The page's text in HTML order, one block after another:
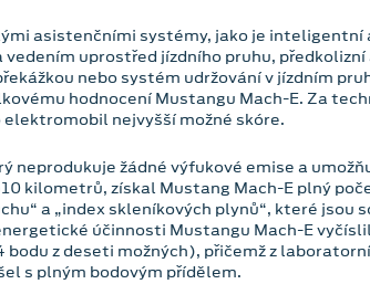
asistenčními systémy, jako je inteligentní
uprostřed jízdního pruhu,
nebo systém udržování v jízdním
hodnocení Mustangu Mach-E. Za
nejvyšší možné skóre.
neprodukuje žádné výfukové emise a
kilometrů, získal Mustang Mach-E plný
a „index skleníkových plynů“, které jsou
účinnosti Mustangu Mach-E
bodu z deseti možných), přičemž z
s plným bodovým přídělem.